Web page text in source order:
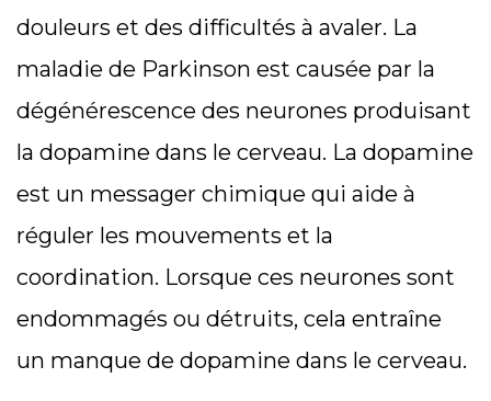
douleurs et des difficultés à avaler. La
maladie de Parkinson est causée par la
dégénérescence des neurones produisant
la dopamine dans le cerveau. La dopamine
est un messager chimique qui aide à
réguler les mouvements et la
coordination. Lorsque ces neurones sont
endommagés ou détruits, cela entraîne
un manque de dopamine dans le cerveau.